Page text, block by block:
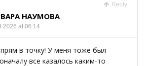
Reply
НАУМОВА
at 06:14
в точку! У меня тоже был
все казалось каким-то